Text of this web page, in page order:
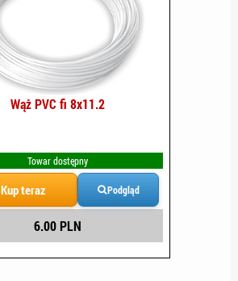
Wąż PVC fi 8x11.2
Towar dostępny
Kup teraz Podgląd
6.00 PLN